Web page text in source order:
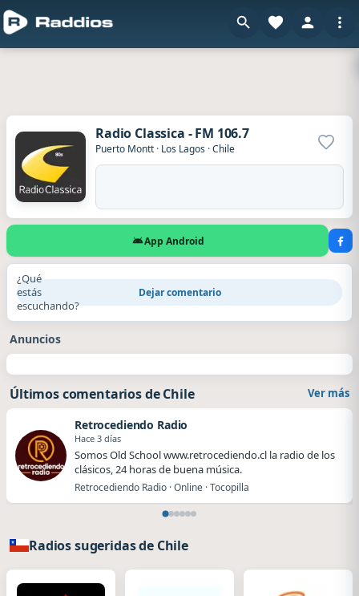
Radio Classica - FM 106.7
Puerto Montt · Los Lagos ·Chile
App Android
¿Qué
estás
escuchando?
Dejar comentario
Anuncios
Últimos comentarios de Chile Ver más
Retrocediendo Radio
Hace 3 días
Somos Old School www.retrocediendo.cl la radio de los
clásicos, 24 horas de buena música.
Retrocediendo Radio · Online · Tocopilla
Radios sugeridas de Chile